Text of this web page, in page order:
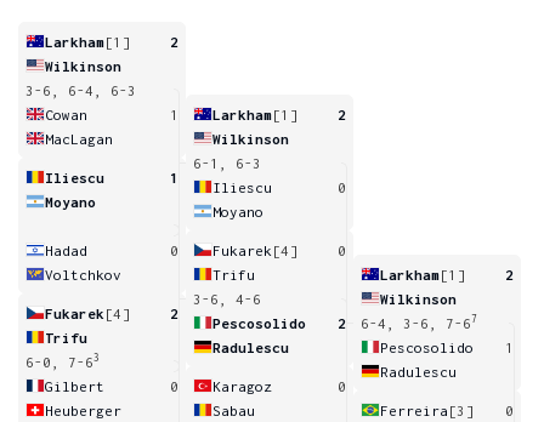
Larkham[1]
2
Wilkinson
3-6, 6-4, 6-3
Cowan
1
MacLagan
Iliescu
1
Moyano
Hadad
0
Voltchkov
Fukarek [4]
2
Trifu
6-0, 7-63
Gilbert
0
Heuberger
Larkham[1]
2
Wilkinson
6-1, 6-3
Iliescu
0
Moyano
Fukarek [4]
0
Trifu
3-6, 4-6
Pescosolido
2
Radulescu
Karagoz
0
Sabau
Larkham[1]
2
Wilkinson
6-4, 3-6, 7-67
Pescosolido
1
Radulescu
Ferreira [3]
0